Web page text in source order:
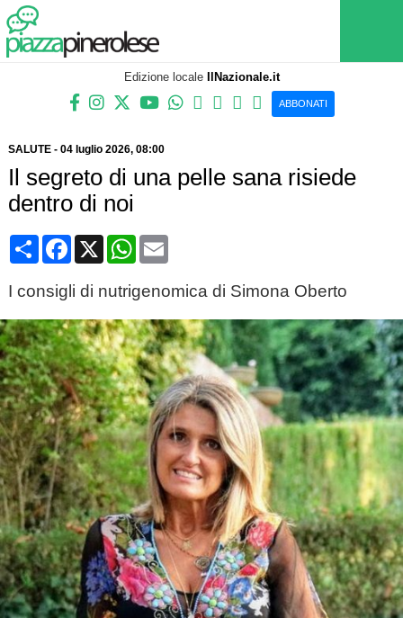
Edizione locale IlNazionale.it
ABBONATI
SALUTE- 04 luglio 2026, 08:00
Il segreto di una pelle sana risiede
dentro di noi
CondividiFacebook
X WhatsApp
Email
I consigli di nutrigenomica di Simona Oberto